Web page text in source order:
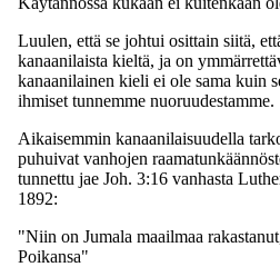
Luulen, että se johtui osittain siitä,
kanaanilaista kieltä, ja on
kanaanilainen kieli ei ole sama kuin
ihmiset tunnemme nuoruudestamme.
Aikaisemmin kanaanilaisuudella
puhuivat vanhojen
tunnettu jae Joh. 3:16 vanhasta
1892:
"Niin on Jumala maailmaa
Poikansa"